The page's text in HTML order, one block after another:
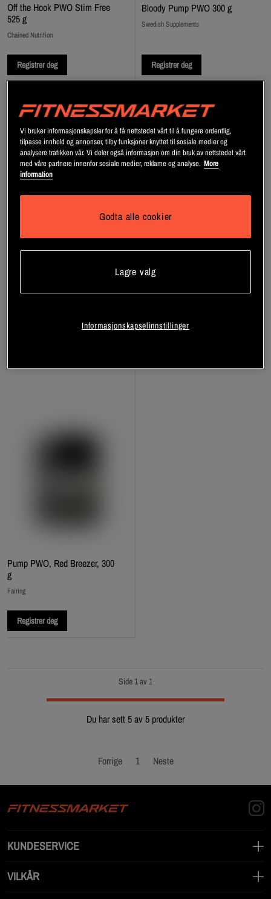
Off the Hook PWO Stim Free
525 g
Chained Nutrition
Registrer deg
Bloody Pump PWO 300 g
Swedish Supplements
Registrer deg
PWO
+ 3 varianter
g
Pump PWO, Red Breezer, 300
g
Fairing
Registrer deg
Side 1 av 1
Du har sett 5 av 5 produkter
Forrige 1 Neste
KUNDESERVICE
VILKÅR
Vi bruker informasjonskapsler for å få nettstedet vårt til å fungere ordentlig,
tilpasse innhold og annonser, tilby funksjoner knyttet til sosiale medier og
analysere trafikken vår. Vi deler også informasjon om din bruk av nettstedet vårt
med våre partnere innenfor sosiale medier, reklame og analyse. More
information
Godta alle cookier
Lagre valg
Informasjonskapselinnstillinger